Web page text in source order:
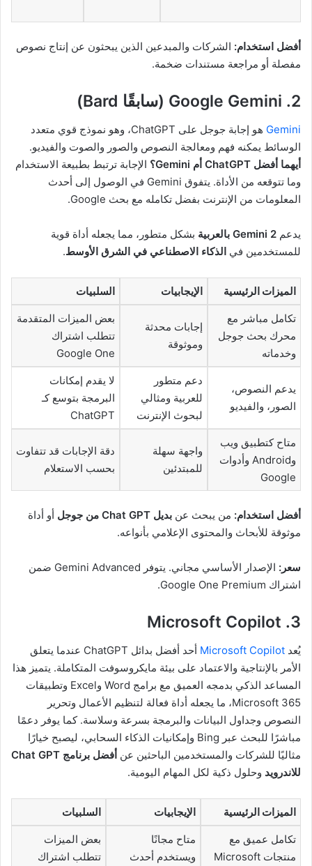
أفضل استخدام: الشركات والمبدعين الذين يبحثون عن إنتاج نصوص
مفصلة أو مراجعة مستندات ضخمة.
2. Google Gemini (سابقًا Bard)
Gemini
هو إجابة جوجل على ChatGPT، وهو نموذج قوي متعدد
الوسائط يمكنه فهم ومعالجة النصوص والصور والصوت والفيديو.
أيهما أفضل ChatGPT أم Gemini؟
الإجابة ترتبط بطبيعة الاستخدام
وما تتوقعه من الأداة. يتفوق Gemini في الوصول إلى أحدث
المعلومات من الإنترنت بفضل تكامله مع بحث Google.
يدعم Gemini 2 بالعربية
بشكل متطور، مما يجعله أداة قوية
للمستخدمين في الذكاء الاصطناعي في الشرق الأوسط.
الميزات الرئيسية الإيجابيات السلبيات
تكامل مباشر مع
محرك بحث جوجل
وخدماته
إجابات محدثة
وموثوقة
بعض الميزات المتقدمة
تتطلب اشتراك
Google One
يدعم النصوص،
الصور، والفيديو
دعم متطور
للعربية ومثالي
لبحوث الإنترنت
لا يقدم إمكانات
البرمجة بتوسع كـ
ChatGPT
متاح كتطبيق ويب
وAndroid وأدوات
Google
واجهة سهلة
للمبتدئين
دقة الإجابات قد تتفاوت
بحسب الاستعلام
أفضل استخدام: من يبحث عن بديل Chat GPT من جوجل
أو أداة
موثوقة للأبحاث والمحتوى الإعلامي بأنواعه.
سعر:
الإصدار الأساسي مجاني. يتوفر Gemini Advanced ضمن
اشتراك Google One Premium.
3. Microsoft Copilot
يُعد Microsoft Copilot
أحد أفضل بدائل ChatGPT عندما يتعلق
الأمر بالإنتاجية والاعتماد على بيئة مايكروسوفت المتكاملة. يتميز هذا
المساعد الذكي بدمجه العميق مع برامج Word وExcel وتطبيقات
Microsoft 365، ما يجعله أداة فعالة لتنظيم الأعمال وتحرير
النصوص وجداول البيانات والبرمجة بسرعة وسلاسة. كما يوفر دعمًا
مباشرًا للبحث عبر Bing وإمكانيات الذكاء السحابي، ليصبح خيارًا
مثاليًا للشركات والمستخدمين الباحثين عن
أفضل برنامج Chat GPT
للاندرويد وحلول ذكية لكل المهام اليومية.
الميزات الرئيسية الإيجابيات السلبيات
تكامل عميق مع
منتجات Microsoft
متاح مجانًا
ويستخدم أحدث
بعض الميزات
تتطلب اشتراك